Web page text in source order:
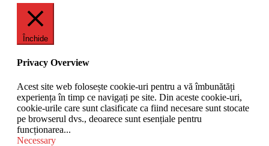
Închide
Privacy Overview
Acest site web folosește cookie-uri pentru a vă îmbunătăți
experiența în timp ce navigați pe site. Din aceste cookie-uri,
cookie-urile care sunt clasificate ca fiind necesare sunt stocate
pe browserul dvs., deoarece sunt esențiale pentru
funcționarea...
Necessary